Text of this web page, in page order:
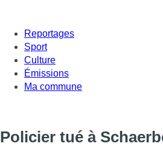
Reportages
Sport
Culture
Émissions
Ma commune
Policier tué à